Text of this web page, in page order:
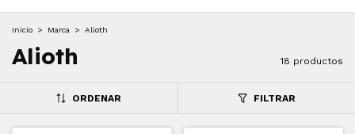
Inicio > Marca > Alioth
Alioth 18 productos
ORDENAR FILTRAR